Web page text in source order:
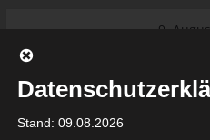
9.
beginnt
2026
Stand: 09.08.2026